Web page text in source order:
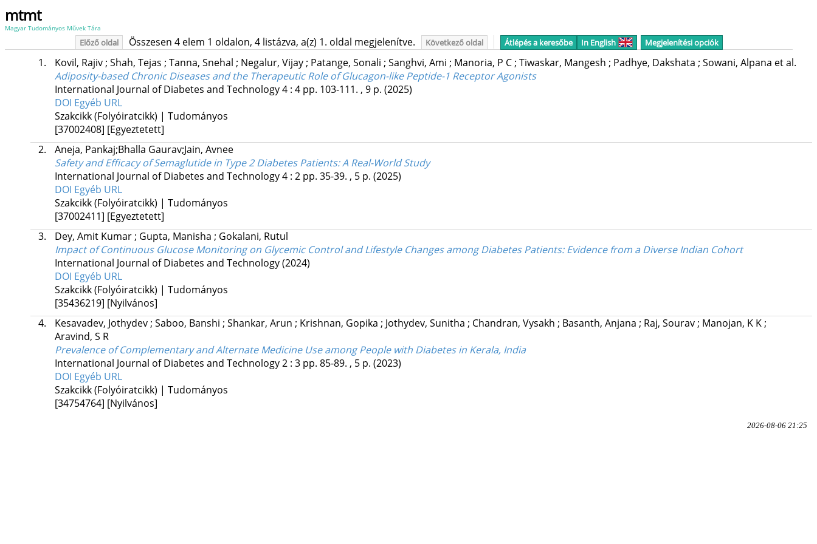
mtmt
Magyar Tudományos Művek Tára
Előző oldal Összesen 4 elem 1 oldalon, 4 listázva, a(z) 1. oldal megjelenítve. Következő oldal Átlépés a keresőbe In English Megjelenítési opciók
1. Kovil, Rajiv; Shah, Tejas ; Tanna, Snehal ; Negalur, Vijay; Patange, Sonali ; Sanghvi, Ami ; Manoria, P C; Tiwaskar, Mangesh ; Padhye, Dakshata ; Sowani, Alpana et al.
Adiposity-based Chronic Diseases and the Therapeutic Role of Glucagon-like Peptide-1 Receptor Agonists
International Journal of Diabetes and Technology4: 4 pp. 103-111. , 9 p. (2025)
DOI Egyéb URL
Szakcikk (Folyóiratcikk) | Tudományos
[37002408] [Egyeztetett]
2.
Aneja, Pankaj;Bhalla Gaurav;Jain, Avnee
Safety and Efficacy of Semaglutide in Type 2 Diabetes Patients: A Real-World Study
International Journal of Diabetes and Technology4: 2 pp. 35-39. , 5 p. (2025)
DOI Egyéb URL
Szakcikk (Folyóiratcikk) | Tudományos
[37002411] [Egyeztetett]
3.
Dey, Amit Kumar; Gupta, Manisha ; Gokalani, Rutul
Impact of Continuous Glucose Monitoring on Glycemic Control and Lifestyle Changes among Diabetes Patients: Evidence from a Diverse Indian Cohort
International Journal of Diabetes and Technology(2024)
DOI Egyéb URL
Szakcikk (Folyóiratcikk) | Tudományos
[35436219] [Nyilvános]
4.
Kesavadev, Jothydev; Saboo, Banshi ; Shankar, Arun ; Krishnan, Gopika ; Jothydev, Sunitha ; Chandran, Vysakh ; Basanth, Anjana ; Raj, Sourav; Manojan, K K;
Aravind, S R
Prevalence of Complementary and Alternate Medicine Use among People with Diabetes in Kerala, India
International Journal of Diabetes and Technology2: 3 pp. 85-89. , 5 p. (2023)
DOI Egyéb URL
Szakcikk (Folyóiratcikk) | Tudományos
[34754764] [Nyilvános]
2026-08-06 21:25